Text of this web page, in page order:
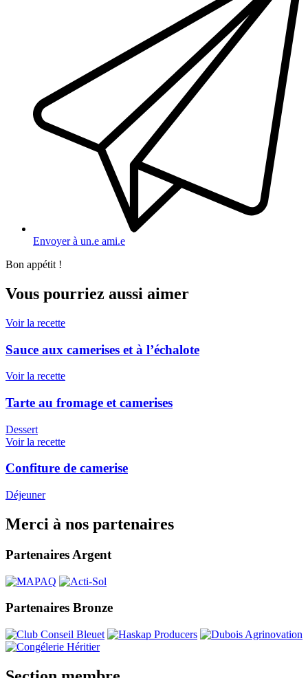
Envoyer à un.e ami.e
Bon appétit !
Vous pourriez aussi aimer
Voir la recette
Sauce aux camerises et à l’échalote
Voir la recette
Tarte au fromage et camerises
Dessert
Voir la recette
Confiture de camerise
Déjeuner
Merci à nos partenaires
Partenaires Argent
Partenaires Bronze